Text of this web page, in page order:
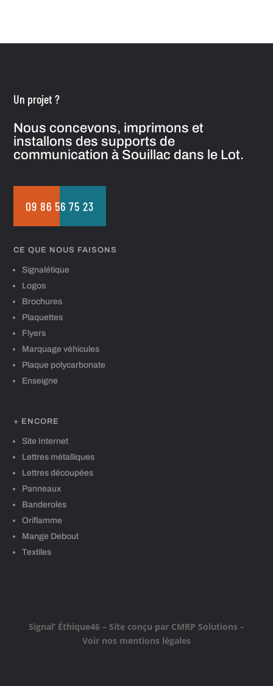
Un projet ?
Nous concevons, imprimons et
installons des supports de
communication à Souillac dans le Lot.
09 86 56 75 23
CE QUE NOUS FAISONS
Signalétique
Logos
Brochures
Plaquettes
Flyers
Marquage véhicules
Plaque polycarbonate
Enseigne
+ ENCORE
Site Internet
Lettres métalliques
Lettres découpées
Panneaux
Banderoles
Oriflamme
Mange Debout
Textiles
Signal’ Éthique46– Site conçu par CMRP Solutions–
Voir nos mentions légales